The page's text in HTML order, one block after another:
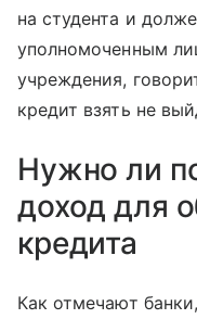
на студента и
уполномоченным
учреждения,
кредит взять не
Нужно ли
доход для
кредита
Как отмечают